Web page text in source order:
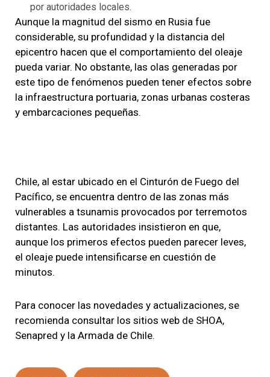
por autoridades locales.
Aunque la magnitud del sismo en Rusia fue
considerable, su profundidad y la distancia del
epicentro hacen que el comportamiento del oleaje
pueda variar. No obstante, las olas generadas por
este tipo de fenómenos pueden tener efectos sobre
la infraestructura portuaria, zonas urbanas costeras
y embarcaciones pequeñas.
Chile, al estar ubicado en el Cinturón de Fuego del
Pacífico, se encuentra dentro de las zonas más
vulnerables a tsunamis provocados por terremotos
distantes. Las autoridades insistieron en que,
aunque los primeros efectos pueden parecer leves,
el oleaje puede intensificarse en cuestión de
minutos.
Para conocer las novedades y actualizaciones, se
recomienda consultar los sitios web de SHOA,
Senapred y la Armada de Chile.